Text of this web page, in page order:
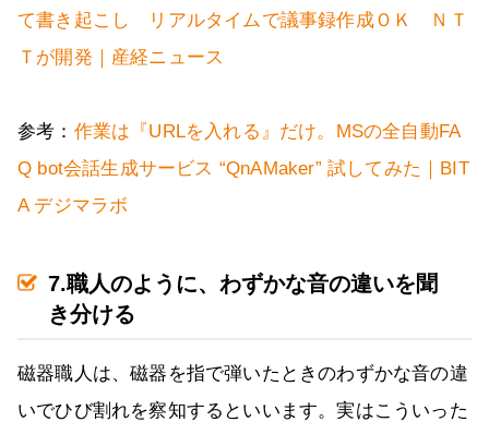
て書き起こし リアルタイムで議事録作成ＯＫ ＮＴ
Ｔが開発｜産経ニュース
参考： 作業は『URLを入れる』だけ。MSの全自動FA
Q bot会話生成サービス “QnAMaker” 試してみた｜BIT
A デジマラボ
7.職人のように、わずかな音の違いを聞
き分ける
磁器職人は、磁器を指で弾いたときのわずかな音の違
いでひび割れを察知するといいます。実はこういった